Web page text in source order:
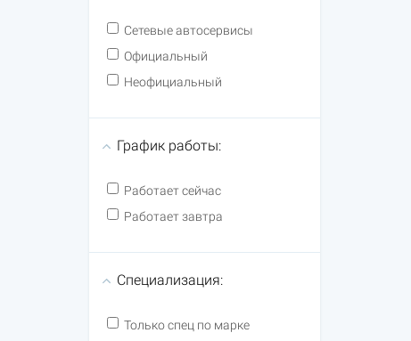
Сетевые автосервисы
Официальный
Неофициальный
График работы:
Работает сейчас
Работает завтра
Специализация:
Только спец по марке